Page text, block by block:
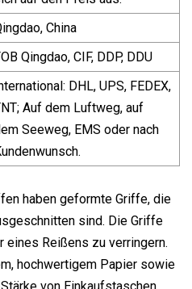
China
Qingdao, CIF, DDP, DDU
DHL, UPS, FEDEX,
Auf dem Luftweg, auf
Seeweg, EMS oder nach
haben geformte Griffe, die
sind. Die Griffe
eines Reißens zu verringern.
hochwertigem Papier sowie